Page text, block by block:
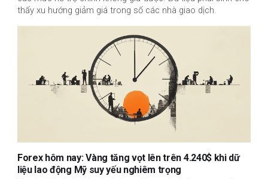
thấy xu hướng giảm giá trong số các nhà giao dịch.
Forex hôm nay: Vàng tăng vọt lên trên 4.240$ khi dữ
liệu lao động Mỹ suy yếu nghiêm trọng